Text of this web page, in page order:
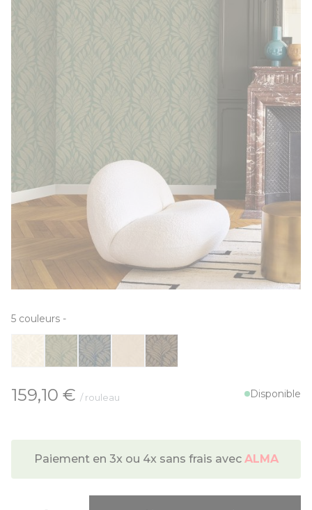
5 couleurs -
À partir de:
159,10 € / rouleau Disponible
Paiement en 3x ou 4x sans frais avec ALMA